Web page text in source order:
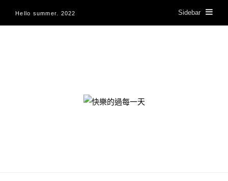
Hello summer. 2022 Sidebar
快樂的過每一天